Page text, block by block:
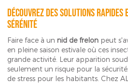
Découvrez des solutions
sérénité
Faire face à un nid de frelon peut
en pleine saison estivale où ces
grande activité. Leur apparition
seulement un risque pour la
de stress pour les habitants. Chez